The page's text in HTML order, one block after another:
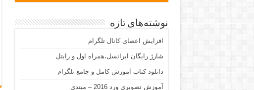
نوشته‌های تازه
افزایش اعضای کانال تلگرام
شارژ رایگان ایرانسل،همراه اول و رایتل
دانلود کتاب آموزش کامل و جامع تلگرام
آموزش تصویری ورد 2016 – مبتدی